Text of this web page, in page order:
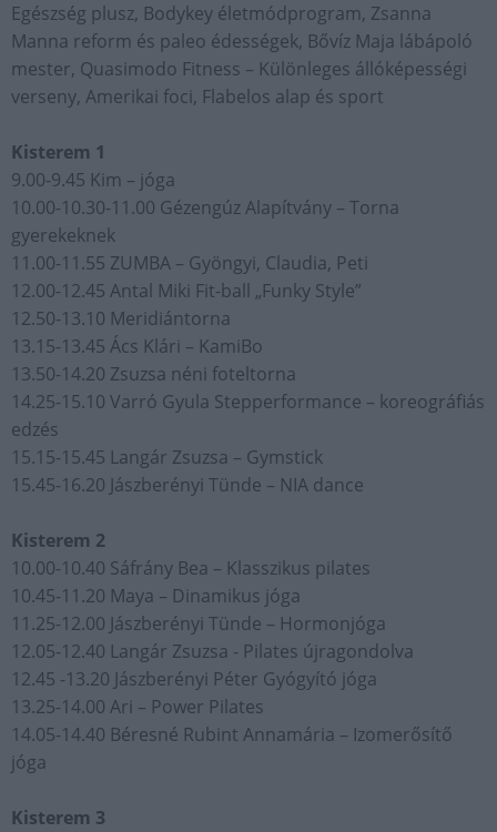
Egészség plusz, Bodykey életmódprogram, Zsanna
Manna reform és paleo édességek, Bővíz Maja lábápoló
mester, Quasimodo Fitness – Különleges állóképességi
verseny, Amerikai foci, Flabelos alap és sport
Kisterem 1
9.00-9.45 Kim – jóga
10.00-10.30-11.00 Gézengúz Alapítvány – Torna
gyerekeknek
11.00-11.55 ZUMBA – Gyöngyi, Claudia, Peti
12.00-12.45 Antal Miki Fit-ball „Funky Style”
12.50-13.10 Meridiántorna
13.15-13.45 Ács Klári – KamiBo
13.50-14.20 Zsuzsa néni foteltorna
14.25-15.10 Varró Gyula Stepperformance – koreográfiás
edzés
15.15-15.45 Langár Zsuzsa – Gymstick
15.45-16.20 Jászberényi Tünde – NIA dance
Kisterem 2
10.00-10.40 Sáfrány Bea – Klasszikus pilates
10.45-11.20 Maya – Dinamikus jóga
11.25-12.00 Jászberényi Tünde – Hormonjóga
12.05-12.40 Langár Zsuzsa - Pilates újragondolva
12.45 -13.20 Jászberényi Péter Gyógyító jóga
13.25-14.00 Ari – Power Pilates
14.05-14.40 Béresné Rubint Annamária – Izomerősítő
jóga
Kisterem 3